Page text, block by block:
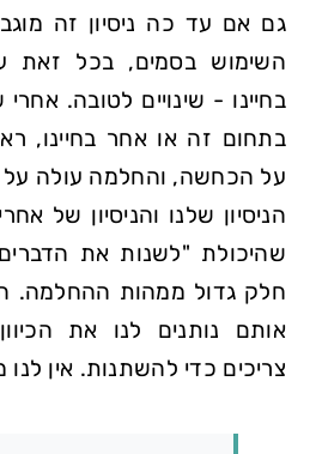
גם אם עד כה ניסיון זה
השימוש בסמים, בכל זאת
בחיינו - שינויים לטובה.
בתחום זה או אחר בחיינו,
על הכחשה, והחלמה עולה
הניסיון שלנו והניסיון של
שהיכולת
לשנות את
חלק גדול ממהות ההחלמה.
אותם נותנים לנו את
צריכים כדי להשתנות. אין